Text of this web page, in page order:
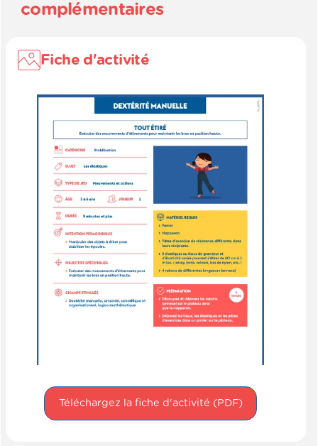
complémentaires
Fiche d'activité
Téléchargez la fiche d'activité (PDF)